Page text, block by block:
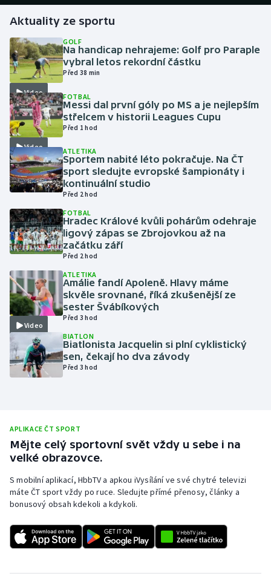
Golf
Gymnastika
Házená
Jezdectví
Judo
Krasobruslení
Lyže a snowboard
Moderní pětiboj
Motorsport
Olympijské hry
Parasport
Plavání
Ragby
Rychlobruslení
Rychlostní kanoistika
Sportovní střelba
Stolní tenis
Aktuality ze sportu
Video
GOLF
Na handicap nehrajeme: Golf pro Paraple
vybral letos rekordní částku
Před 38 min
Video
FOTBAL
Messi dal první góly po MS a je nejlepším
střelcem v historii Leagues Cupu
Před 1 hod
ATLETIKA
Sportem nabité léto pokračuje. Na ČT
sport sledujte evropské šampionáty i
kontinuální studio
Před 2 hod
FOTBAL
Hradec Králové kvůli pohárům odehraje
ligový zápas se Zbrojovkou až na
začátku září
Před 2 hod
Video
ATLETIKA
Amálie fandí Apoleně. Hlavy máme
skvěle srovnané, říká zkušenější ze
sester Švábíkových
Před 3 hod
BIATLON
Biatlonista Jacquelin si plní cyklistický
sen, čekají ho dva závody
Před 3 hod
APLIKACE ČT SPORT
Mějte celý sportovní svět vždy u sebe i na
velké obrazovce.
S mobilní aplikací, HbbTV a apkou iVysílání ve své chytré televizi
máte ČT sport vždy po ruce. Sledujte přímé přenosy, články a
bonusový obsah kdekoli a kdykoli.